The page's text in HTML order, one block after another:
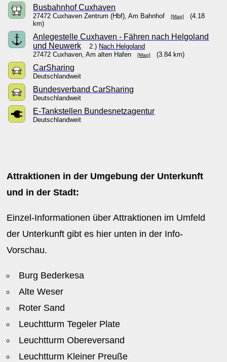
Busbahnhof Cuxhaven
27472 Cuxhaven Zentrum (Hbf), Am Bahnhof[Map]
(4.18
km)
Anlegestelle Cuxhaven - Fähren nach Helgoland
und Neuwerk
2.) Nach Helgoland
27472 Cuxhaven, Am alten Hafen[Map] (3.84 km)
CarSharing
Deutschlandweit
Bundesverband CarSharing
Deutschlandweit
E-Tankstellen Bundesnetzagentur
Deutschlandweit
Attraktionen in der Umgebung der Unterkunft
und in der Stadt:
Einzel-Informationen über Attraktionen im Umfeld
der Unterkunft gibt es hier unten in der Info-
Vorschau.
Burg Bederkesa
Alte Weser
Roter Sand
Leuchtturm Tegeler Plate
Leuchtturm Obereversand
Leuchtturm Kleiner Preuße